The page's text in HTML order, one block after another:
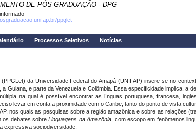
DE PÓS-GRADUAÇÃO - DPG
ppglet
Processos Seletivos Notícias
da Universidade Federal do Amapá (UNIFAP) insere-se no
Guiana, e parte da Venezuela e Colômbia. Essa especificidade implica, a
na qual é possível encontrar as línguas portuguesa, francesa,
levar em conta a proximidade com o Caribe, tanto do ponto de vista
nos quais as pesquisas sobre a região amazônica e sobre as relações
os debates sobreLinguagens na Amazônia , com escopo em fenômenos
expressiva sociodiversidade.